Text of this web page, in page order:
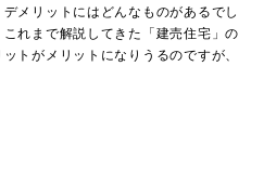
メリットにはどんなものがあるでし
れまで解説してきた「建売住宅」の
トがメリットになりうるのですが、